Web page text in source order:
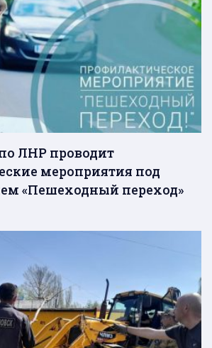
ЛНР проводит
мероприятия под
«Пешеходный переход»